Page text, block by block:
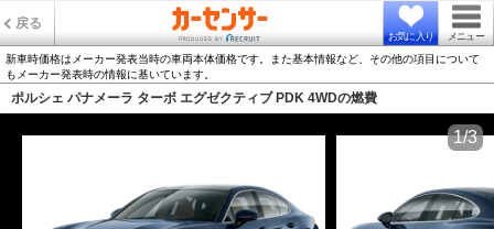
戻る
お気に入り メニュー
新車時価格はメーカー発表当時の車両本体価格です。また基本情報など、その他の項目について
もメーカー発表時の情報に基いています。
ポルシェ パナメーラ ターボ エグゼクティブ PDK 4WDの燃費
1/3